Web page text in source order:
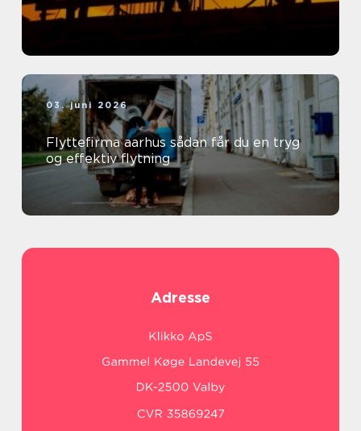
03. juni 2026
Flyttefirma aarhus sådan får du en tryg
og effektiv flytning
Adresse